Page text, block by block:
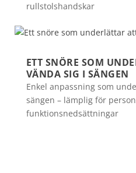
rullstolshandskar
ETT SNÖRE SOM
VÄNDA SIG I SÄNGEN
Enkel anpassning som
sängen – lämplig för
funktionsnedsättningar